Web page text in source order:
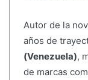
Autor de la
años de
(Venezuela),
de marcas